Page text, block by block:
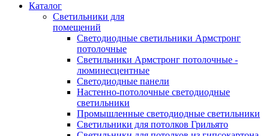
Каталог
Светильники для
помещений
Светодиодные светильники Армстронг
потолочные
Светильники Армстронг потолочные -
люминесцентные
Светодиодные панели
Настенно-потолочные светодиодные
светильники
Промышленные светодиодные светильники
Светильники для потолков Грильято